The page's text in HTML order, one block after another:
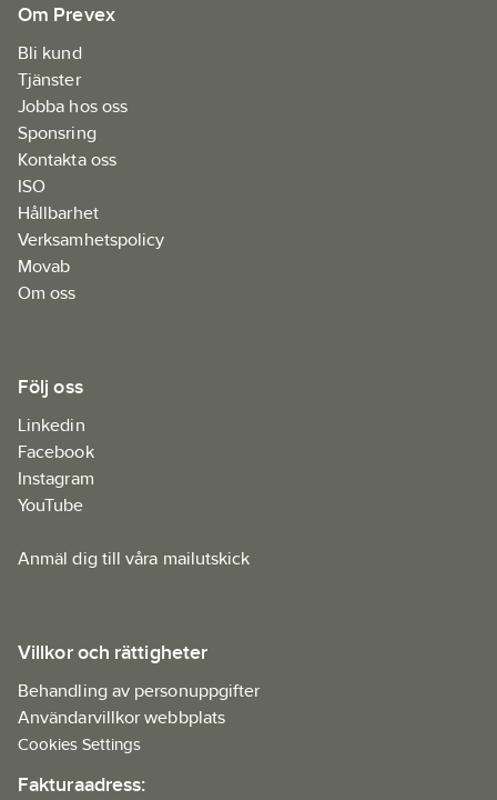
Om Prevex
Bli kund
Tjänster
Jobba hos oss
Sponsring
Kontakta oss
ISO
Hållbarhet
Verksamhetspolicy
Movab
Om oss
Följ oss
Linkedin
Facebook
Instagram
YouTube
Anmäl dig till våra mailutskick
Villkor och rättigheter
Behandling av personuppgifter
Användarvillkor webbplats
Cookies Settings
Fakturaadress: